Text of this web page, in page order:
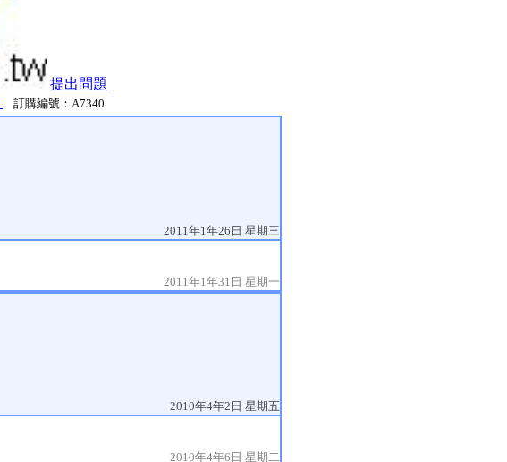
提出問題
訂購編號：A7340
2011年1年26日 星期三
2011年1年31日 星期一
2010年4年2日 星期五
2010年4年6日 星期二